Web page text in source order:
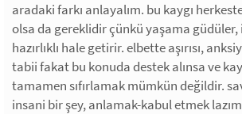
aradaki farkı anlayalım. bu kaygı
olsa da gereklidir çünkü yaşama güdüler,
hazırlıklı hale getirir. elbette aşırısı,
tabii fakat bu konuda destek alınsa ve
tamamen sıfırlamak mümkün değildir.
insani bir şey, anlamak-kabul etmek